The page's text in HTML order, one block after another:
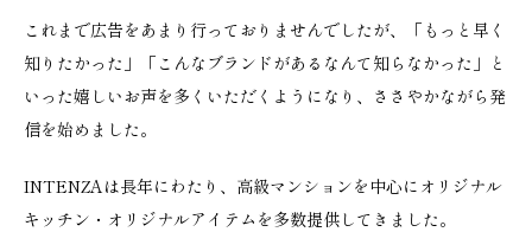
これまで広告をあまり行っておりませんでしたが、「もっと早く
知りたかった」「こんなブランドがあるなんて知らなかった」と
いった嬉しいお声を多くいただくようになり、ささやかながら発
信を始めました。
INTENZAは長年にわたり、高級マンションを中心にオリジナル
キッチン・オリジナルアイテムを多数提供してきました。